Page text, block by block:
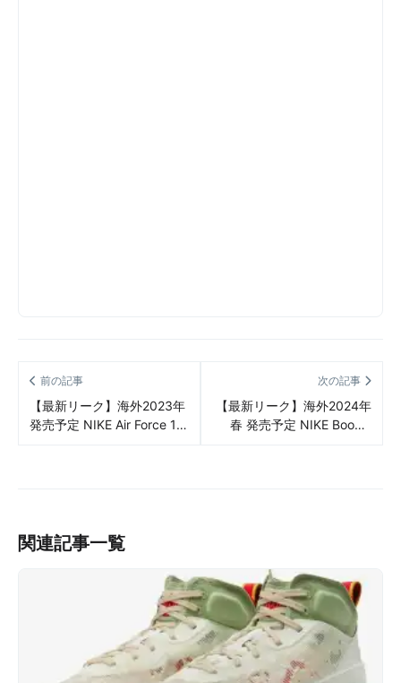
前の記事
【最新リーク】海外2023年
発売予定 NIKE Air Force 1
次の記事
【最新リーク】海外2024年
春 発売予定 NIKE Book 1
関連記事一覧